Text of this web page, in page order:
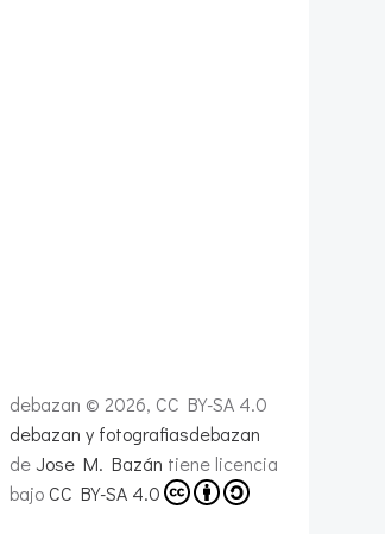
debazan © 2026, CC BY-SA 4.0
debazan y fotografiasdebazan
de Jose M. Bazán tiene licencia
bajoCC BY-SA 4.0